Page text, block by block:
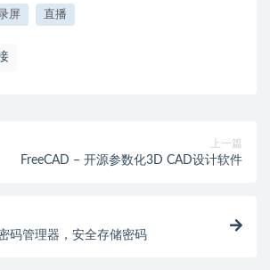
屏 直播
上一篇
FreeCAD – 开源参数化3D CAD设计软件
码管理器，安全存储密码